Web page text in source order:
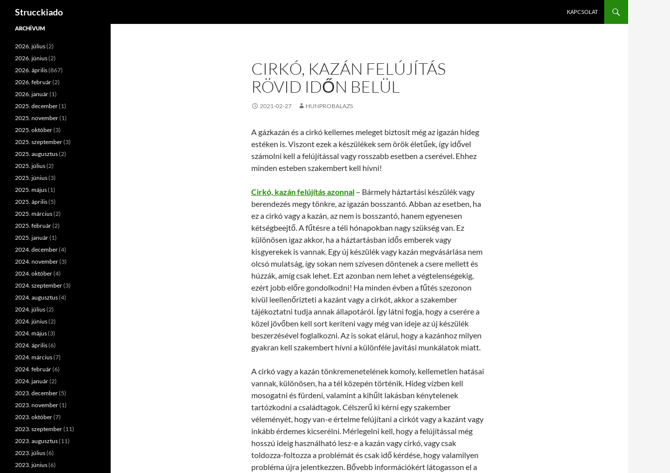
Tartalomhoz
Strucckiado KAPCSOLAT
CIRKÓ, KAZÁN FELÚJÍTÁS
RÖVID IDŐN BELÜL
2021-02-27 HUNPROBALAZS
A gázkazán és a cirkó kellemes meleget biztosít még az igazán hideg
estéken is. Viszont ezek a készülékek sem örök életűek, így idővel
számolni kell a felújítással vagy rosszabb esetben a cserével. Ehhez
minden esteben szakembert kell hívni!
Cirkó, kazán felújítás azonnal – Bármely háztartási készülék vagy
berendezés megy tönkre, az igazán bosszantó. Abban az esetben, ha
ez a cirkó vagy a kazán, az nem is bosszantó, hanem egyenesen
kétségbeejtő. A fűtésre a téli hónapokban nagy szükség van. Ez
különösen igaz akkor, ha a háztartásban idős emberek vagy
kisgyerekek is vannak. Egy új készülék vagy kazán megvásárlása nem
olcsó mulatság, így sokan nem szívesen döntenek a csere mellett és
húzzák, amíg csak lehet. Ezt azonban nem lehet a végtelenségekig,
ezért jobb előre gondolkodni! Ha minden évben a fűtés szezonon
kívül leellenőrizteti a kazánt vagy a cirkót, akkor a szakember
tájékoztatni tudja annak állapotáról. Így látni fogja, hogy a cserére a
közel jövőben kell sort keríteni vagy még van ideje az új készülék
beszerzésével foglalkozni. Az is sokat elárul, hogy a kazánhoz milyen
gyakran kell szakembert hívni a különféle javítási munkálatok miatt.
A cirkó vagy a kazán tönkremenetelének komoly, kellemetlen hatásai
vannak, különösen, ha a tél közepén történik. Hideg vízben kell
mosogatni és fürdeni, valamint a kihűlt lakásban kénytelenek
tartózkodni a családtagok. Célszerű ki kérni egy szakember
véleményét, hogy van-e értelme felújítani a cirkót vagy a kazánt vagy
inkább érdemes kicserélni. Mérlegelni kell, hogy a felújítással még
hosszú ideig használható lesz-e a kazán vagy cirkó, vagy csak
toldozza-foltozza a problémát és csak idő kérdése, hogy valamilyen
probléma újra jelentkezzen. Bővebb információkért látogasson el a
ARCHÍVUM
2026. július(2)
2026. június(2)
2026. április(867)
2026. február(2)
2026. január(1)
2025. december(1)
2025. november(1)
2025. október(3)
2025. szeptember(3)
2025. augusztus(2)
2025. július(2)
2025. június(3)
2025. május(1)
2025. április(5)
2025. március(2)
2025. február(2)
2025. január(1)
2024. december(4)
2024. november(3)
2024. október(4)
2024. szeptember(3)
2024. augusztus(4)
2024. július(2)
2024. június(2)
2024. május(3)
2024. április(6)
2024. március(7)
2024. február(6)
2024. január(2)
2023. december(5)
2023. november(1)
2023. október(7)
2023. szeptember(11)
2023. augusztus(11)
2023. július(6)
2023. június(6)